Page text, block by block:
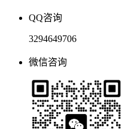
QQ咨询
3294649706
微信咨询